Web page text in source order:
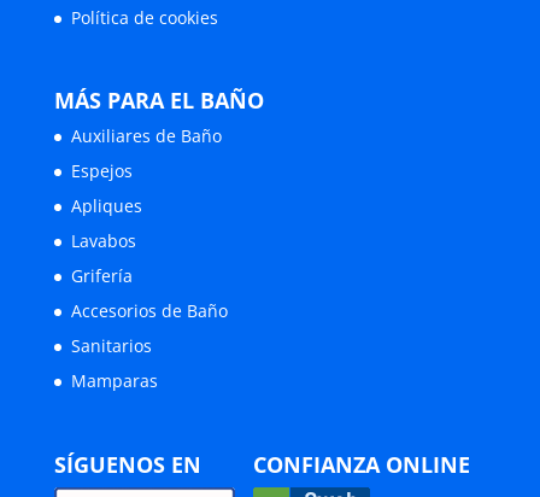
Política de cookies
MÁS PARA EL BAÑO
Auxiliares de Baño
Espejos
Apliques
Lavabos
Grifería
Accesorios de Baño
Sanitarios
Mamparas
SÍGUENOS EN CONFIANZA ONLINE